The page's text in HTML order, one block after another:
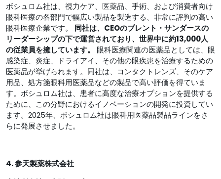
ボシュロム社は、視力ケア、医薬品、手術、および消費者向け
眼科医療の各部門で幅広い製品を製造する、非常に評判の高い
眼科医療企業です。 同社は、CEOのブレント・サンダースの
リーダーシップの下で運営されており、世界中に約13,000人
の従業員を擁しています。
眼科医療関連の医薬品としては、眼
感染症、炎症、ドライアイ、その他の眼疾患を治療するための
医薬品が挙げられます。同社は、コンタクトレンズ、そのケア
用品、処方箋眼科用医薬品などの製品で高い評価を得ていま
す。ボシュロム社は、患者に高度な治療オプションを提供する
ために、この分野におけるイノベーションの開発に投資してい
ます。2025年、ボシュロム社は眼科用医薬品製品ラインをさ
らに発展させました。
4. 参天製薬株式会社